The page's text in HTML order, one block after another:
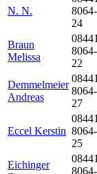
N. N.
8064-
24
Braun
Melissa
08441
8064-
22
Demmelmeier
Andreas
08441
8064-
27
Eccel Kerstin
08441
8064-
25
Eichinger
08441
8064-